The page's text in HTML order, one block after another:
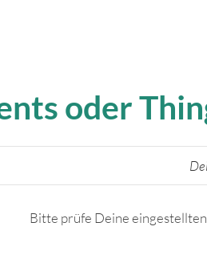
oder
Bitte prüfe Deine